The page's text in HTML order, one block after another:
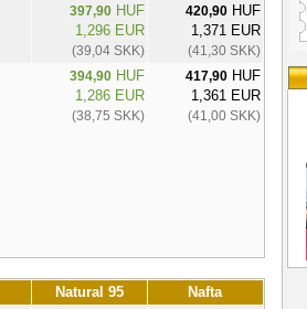
397,90HUF
1,296 EUR
(39,04 SKK)
420,90HUF
1,371 EUR
(41,30 SKK)
394,90HUF
1,286 EUR
(38,75 SKK)
417,90HUF
1,361 EUR
(41,00 SKK)
Natural 95 Nafta